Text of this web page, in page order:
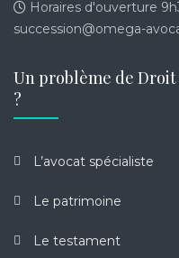
Horaires d'ouverture
succession@omega-
Un problème de
?
L’avocat spécialiste
Le patrimoine
Le testament